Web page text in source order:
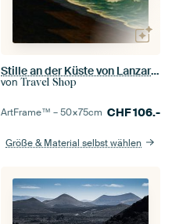
Stille an der Küste von Lanzarote - Hopper-inspirierte Meeresszenen
von Travel Shop
ArtFrame™ –50×75cm CHF106.-
Größe & Material selbst wählen